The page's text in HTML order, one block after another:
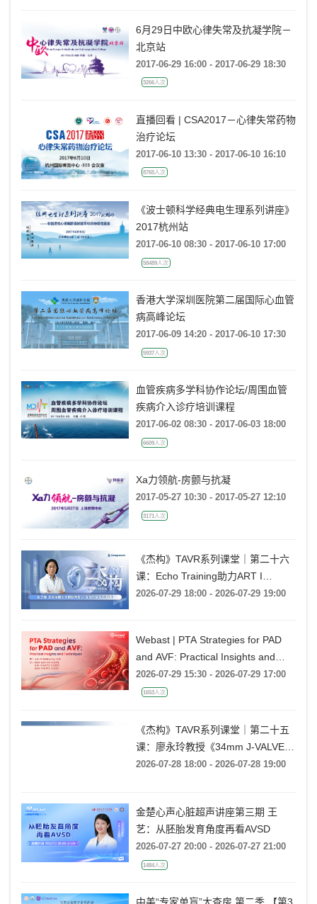
6月29日中欧心律失常及抗凝学院－
北京站
2017-06-29 16:00 - 2017-06-29 18:30
3266人次
直播回看 | CSA2017－心律失常药物
治疗论坛
2017-06-10 13:30 - 2017-06-10 16:10
8765人次
《波士顿科学经典电生理系列讲座》
2017杭州站
2017-06-10 08:30 - 2017-06-10 17:00
58489人次
香港大学深圳医院第二届国际心血管
病高峰论坛
2017-06-09 14:20 - 2017-06-10 17:30
5937人次
血管疾病多学科协作论坛/周围血管
疾病介入诊疗培训课程
2017-06-02 08:30 - 2017-06-03 18:00
6609人次
Xa力领航-房颤与抗凝
2017-05-27 10:30 - 2017-05-27 12:10
3171人次
《杰构》TAVR系列课堂｜第二十六
课：Echo Training助力ART I
Rebecca T. Hahn教授《第二期-主动
2026-07-29 18:00 - 2026-07-29 19:00
Webast | PTA Strategies for PAD
and AVF: Practical Insights and
Techniques
2026-07-29 15:30 - 2026-07-29 17:00
1653人次
《杰构》TAVR系列课堂｜第二十五
课：廖永玲教授《34mm J-VALVE
TF 治疗超大瓣环AR的实战经验》
2026-07-28 18:00 - 2026-07-28 19:00
金楚心声心脏超声讲座第三期 王
艺：从胚胎发育角度再看AVSD
2026-07-27 20:00 - 2026-07-27 21:00
1484人次